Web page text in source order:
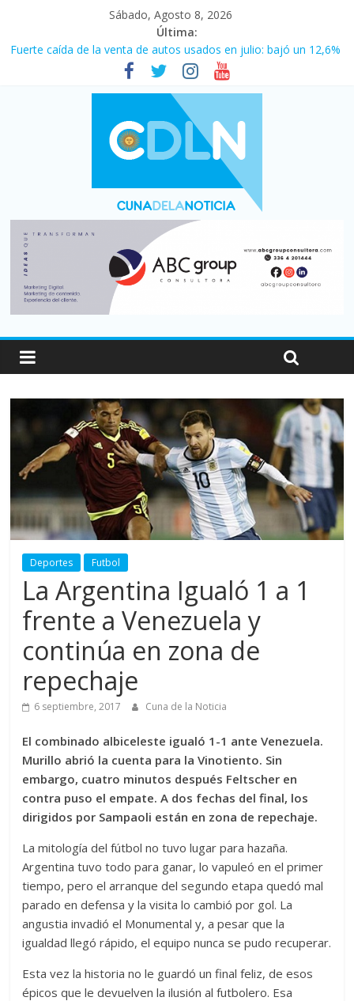
Sábado, Agosto 8, 2026
Última:
Fuerte caída de la venta de autos usados en julio: bajó un 12,6%
Central venció 1 a 0 al River de Coudet en el Monumental
La morosidad alcanzó su nivel más alto en dos décadas y ya
afecta a 400 mil deudores en Santa Fe
Desde que asumió Milei cerraron 41.000 kioscos: el sector
denuncia crisis como en 2001
Vacaciones de invierno con más movimiento y consumo
turístico: 4,6 millones de personas viajaron por el país, un 5,9%
Deportes Futbol
La Argentina Igualó 1 a 1
frente a Venezuela y
continúa en zona de
repechaje
6 septiembre, 2017 Cuna de la Noticia
El combinado albiceleste igualó 1-1 ante Venezuela.
Murillo abrió la cuenta para la Vinotiento. Sin
embargo, cuatro minutos después Feltscher en
contra puso el empate. A dos fechas del final, los
dirigidos por Sampaoli están en zona de repechaje.
La mitología del fútbol no tuvo lugar para hazaña.
Argentina tuvo todo para ganar, lo vapuleó en el primer
tiempo, pero el arranque del segundo etapa quedó mal
parado en defensa y la visita lo cambió por gol. La
angustia invadió el Monumental y, a pesar que la
igualdad llegó rápido, el equipo nunca se pudo recuperar.
Esta vez la historia no le guardó un final feliz, de esos
épicos que le devuelven la ilusión al futbolero. Esa